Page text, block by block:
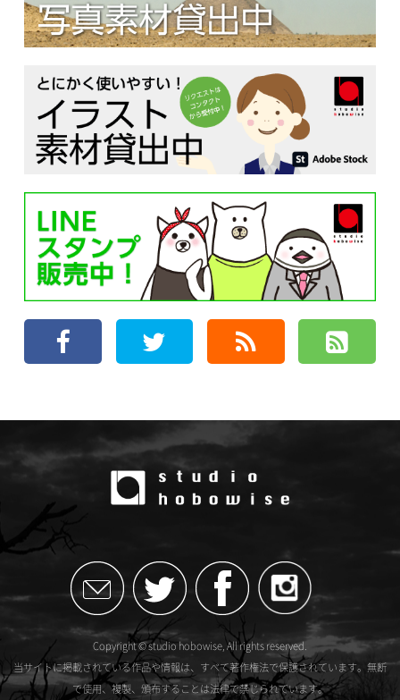
Copyright © studio hobowise, All rights reserved.
当サイトに掲載されている作品や情報は、すべて著作権法で保護されています。無断
で使用、複製、頒布することは法律で禁じられています。